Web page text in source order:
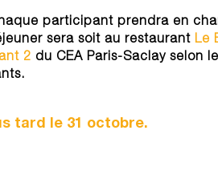
participant prendra en
sera soit au restaurant Le
2 du CEA Paris-Saclay selon le
tard le 31 octobre.